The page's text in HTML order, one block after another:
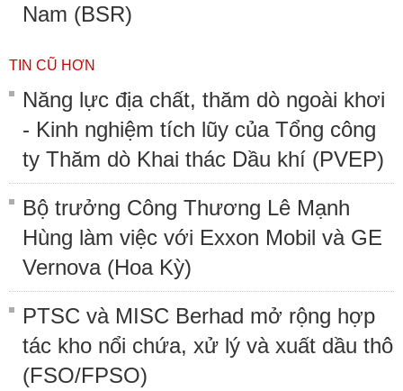
Nam (BSR)
TIN CŨ HƠN
Năng lực địa chất, thăm dò ngoài khơi
- Kinh nghiệm tích lũy của Tổng công
ty Thăm dò Khai thác Dầu khí (PVEP)
Bộ trưởng Công Thương Lê Mạnh
Hùng làm việc với Exxon Mobil và GE
Vernova (Hoa Kỳ)
PTSC và MISC Berhad mở rộng hợp
tác kho nổi chứa, xử lý và xuất dầu thô
(FSO/FPSO)